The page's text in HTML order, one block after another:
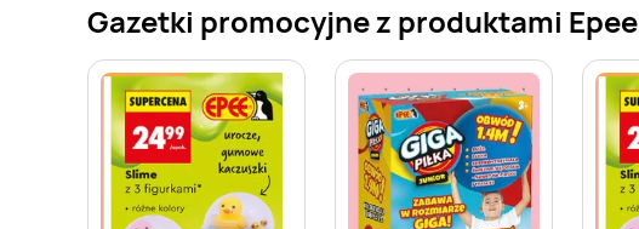
Gazetki promocyjne z produktami Epee